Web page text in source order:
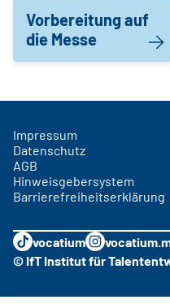
Vorbereitung auf
die Messe
Impressum
Datenschutz
AGB
Hinweisgebersystem
Barrierefreiheitserklärung
vocatium
© IfT Institut für